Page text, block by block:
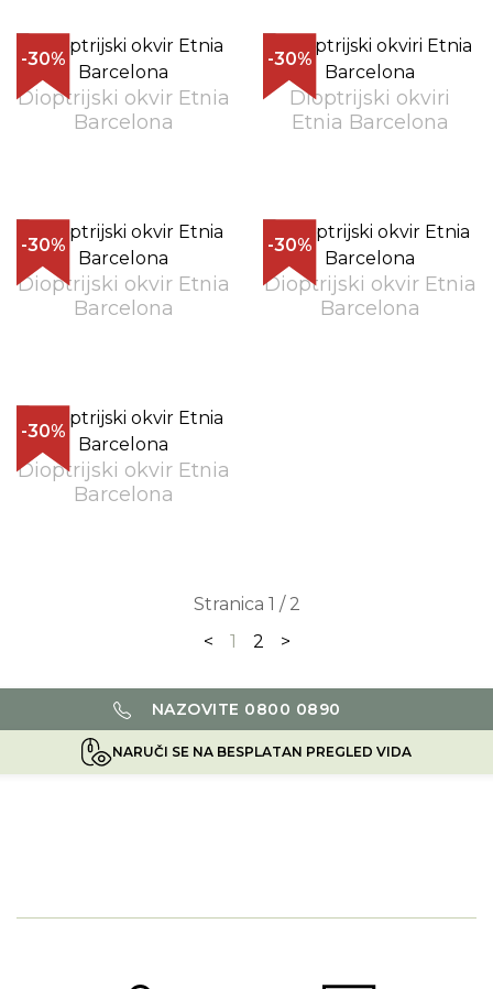
-30%
Dioptrijski okvir Etnia
Barcelona
-30%
Dioptrijski okviri
Etnia Barcelona
-30%
Dioptrijski okvir Etnia
Barcelona
-30%
Dioptrijski okvir Etnia
Barcelona
-30%
Dioptrijski okvir Etnia
Barcelona
Stranica 1 / 2
<
1 2 >
NAZOVITE 0800 0890
NARUČI SE NA BESPLATAN PREGLED VIDA